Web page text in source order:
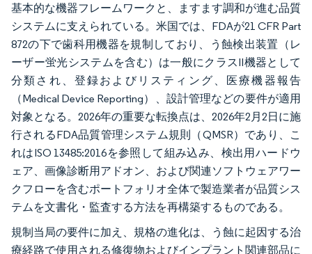
基本的な機器フレームワークと、ますます調和が進む品質
システムに支えられている。米国では、FDAが21 CFR Part
872の下で歯科用機器を規制しており、う蝕検出装置（レ
ーザー蛍光システムを含む）は一般にクラスII機器として
分類され、登録およびリスティング、医療機器報告
（Medical Device Reporting）、設計管理などの要件が適用
対象となる。2026年の重要な転換点は、2026年2月2日に施
行されるFDA品質管理システム規則（QMSR）であり、こ
れはISO 13485:2016を参照して組み込み、検出用ハードウ
ェア、画像診断用アドオン、および関連ソフトウェアワー
クフローを含むポートフォリオ全体で製造業者が品質シス
テムを文書化・監査する方法を再構築するものである。
規制当局の要件に加え、規格の進化は、う蝕に起因する治
療経路で使用される修復物およびインプラント関連部品に